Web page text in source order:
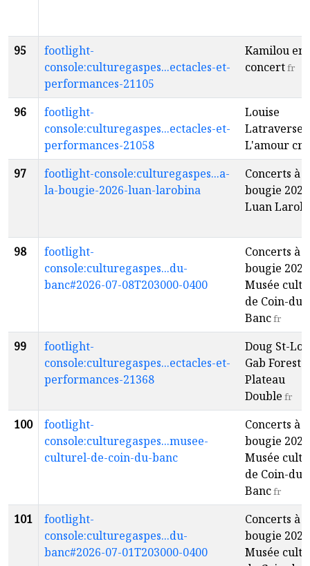
95
footlight-
console:culturegaspes...ectacles-et-
performances-21105
Kamilou en
concertfr
96
footlight-
console:culturegaspes...ectacles-et-
performances-21058
Louise
Latraverse -
L'amour
97
footlight-console:culturegaspes...a-
la-bougie-2026-luan-larobina
Concerts à
bougie
Luan
98
footlight-
console:culturegaspes...du-
banc#2026-07-08T203000-0400
Concerts à
bougie
Musée
de Coin-du-
Bancfr
99
footlight-
console:culturegaspes...ectacles-et-
performances-21368
Doug St-
Gab Forest -
Plateau
Double fr
100
footlight-
console:culturegaspes...musee-
culturel-de-coin-du-banc
Concerts à
bougie
Musée
de Coin-du-
Bancfr
101
footlight-
console:culturegaspes...du-
banc#2026-07-01T203000-0400
Concerts à
bougie
Musée